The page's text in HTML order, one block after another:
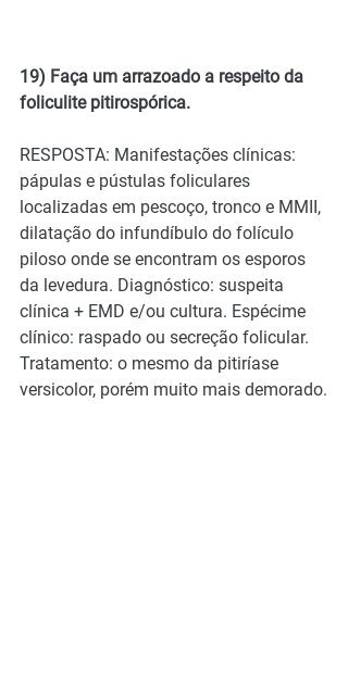
19) Faça um arrazoado a respeito da
foliculite pitirospórica.
RESPOSTA: Manifestações clínicas:
pápulas e pústulas foliculares
localizadas em pescoço, tronco e MMII,
dilatação do infundíbulo do folículo
piloso onde se encontram os esporos
da levedura. Diagnóstico: suspeita
clínica + EMD e/ou cultura. Espécime
clínico: raspado ou secreção folicular.
Tratamento: o mesmo da pitiríase
versicolor, porém muito mais demorado.